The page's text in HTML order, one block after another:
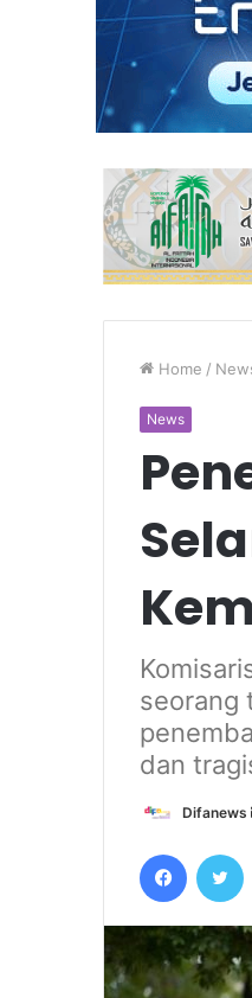
Home /
News
seorang
dan
Difanews
Facebook